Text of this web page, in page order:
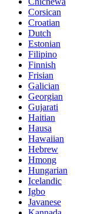
Corsican
Croatian
Dutch
Estonian
Filipino
Finnish
Frisian
Galician
Georgian
Gujarati
Haitian
Hausa
Hawaiian
Hebrew
Hmong
Hungarian
Icelandic
Igbo
Javanese